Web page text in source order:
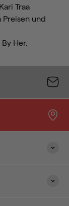
Traa
Preisen und
Her.